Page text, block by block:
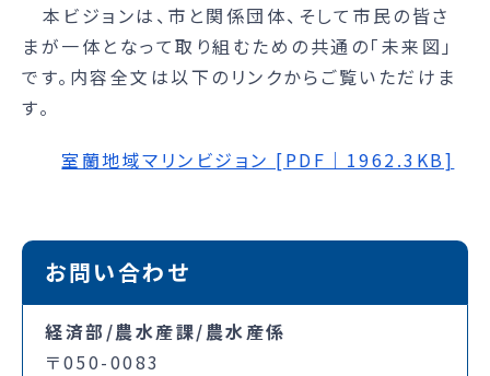
本ビジョンは、市と関係団体、そして市民の皆さ
まが一体となって取り組むための共通の「未来図」
です。内容全文は以下のリンクからご覧いただけま
す。
室蘭地域マリンビジョン [PDF｜1962.3KB]
お問い合わせ
経済部/農水産課/農水産係
〒050-0083